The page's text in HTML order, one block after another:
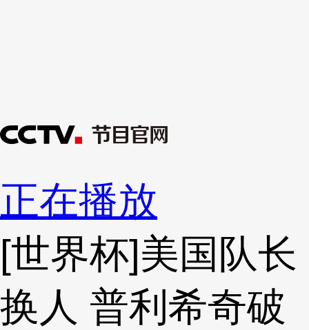
正在播放
[世界杯]美国队长
换人 普利希奇破